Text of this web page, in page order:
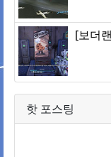
[보더
핫 포스팅